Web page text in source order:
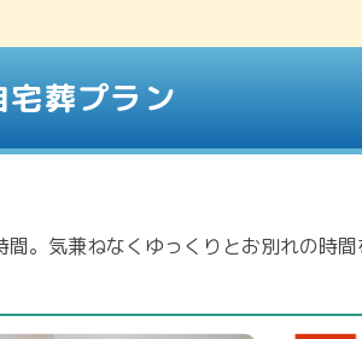
宅葬プラン
。気兼ねなくゆっくりとお別れの時間